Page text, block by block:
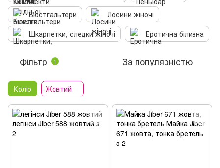
Бюстгальтери
Лосини жіночі
Шкарпетки, следки жіночі
Еротична білизна
Фільтр 1 За популярністю
Колір Жовтий